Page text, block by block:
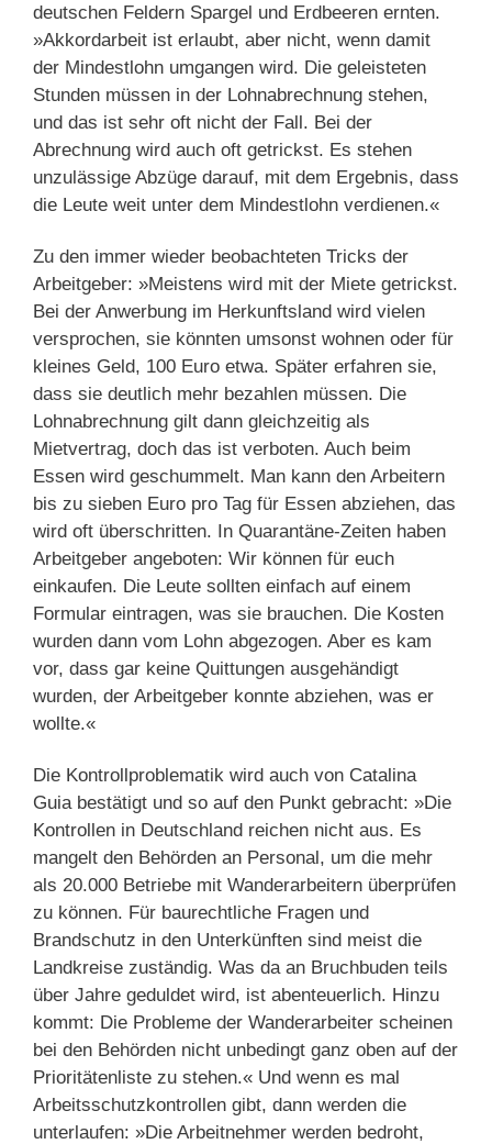
deutschen Feldern Spargel und Erdbeeren ernten.
»Akkordarbeit ist erlaubt, aber nicht, wenn damit
der Mindestlohn umgangen wird. Die geleisteten
Stunden müssen in der Lohnabrechnung stehen,
und das ist sehr oft nicht der Fall. Bei der
Abrechnung wird auch oft getrickst. Es stehen
unzulässige Abzüge darauf, mit dem Ergebnis, dass
die Leute weit unter dem Mindestlohn verdienen.«
Zu den immer wieder beobachteten Tricks der
Arbeitgeber: »Meistens wird mit der Miete getrickst.
Bei der Anwerbung im Herkunftsland wird vielen
versprochen, sie könnten umsonst wohnen oder für
kleines Geld, 100 Euro etwa. Später erfahren sie,
dass sie deutlich mehr bezahlen müssen. Die
Lohnabrechnung gilt dann gleichzeitig als
Mietvertrag, doch das ist verboten. Auch beim
Essen wird geschummelt. Man kann den Arbeitern
bis zu sieben Euro pro Tag für Essen abziehen, das
wird oft überschritten. In Quarantäne-Zeiten haben
Arbeitgeber angeboten: Wir können für euch
einkaufen. Die Leute sollten einfach auf einem
Formular eintragen, was sie brauchen. Die Kosten
wurden dann vom Lohn abgezogen. Aber es kam
vor, dass gar keine Quittungen ausgehändigt
wurden, der Arbeitgeber konnte abziehen, was er
wollte.«
Die Kontrollproblematik wird auch von Catalina
Guia bestätigt und so auf den Punkt gebracht: »Die
Kontrollen in Deutschland reichen nicht aus. Es
mangelt den Behörden an Personal, um die mehr
als 20.000 Betriebe mit Wanderarbeitern überprüfen
zu können. Für baurechtliche Fragen und
Brandschutz in den Unterkünften sind meist die
Landkreise zuständig. Was da an Bruchbuden teils
über Jahre geduldet wird, ist abenteuerlich. Hinzu
kommt: Die Probleme der Wanderarbeiter scheinen
bei den Behörden nicht unbedingt ganz oben auf der
Prioritätenliste zu stehen.« Und wenn es mal
Arbeitsschutzkontrollen gibt, dann werden die
unterlaufen: »Die Arbeitnehmer werden bedroht,